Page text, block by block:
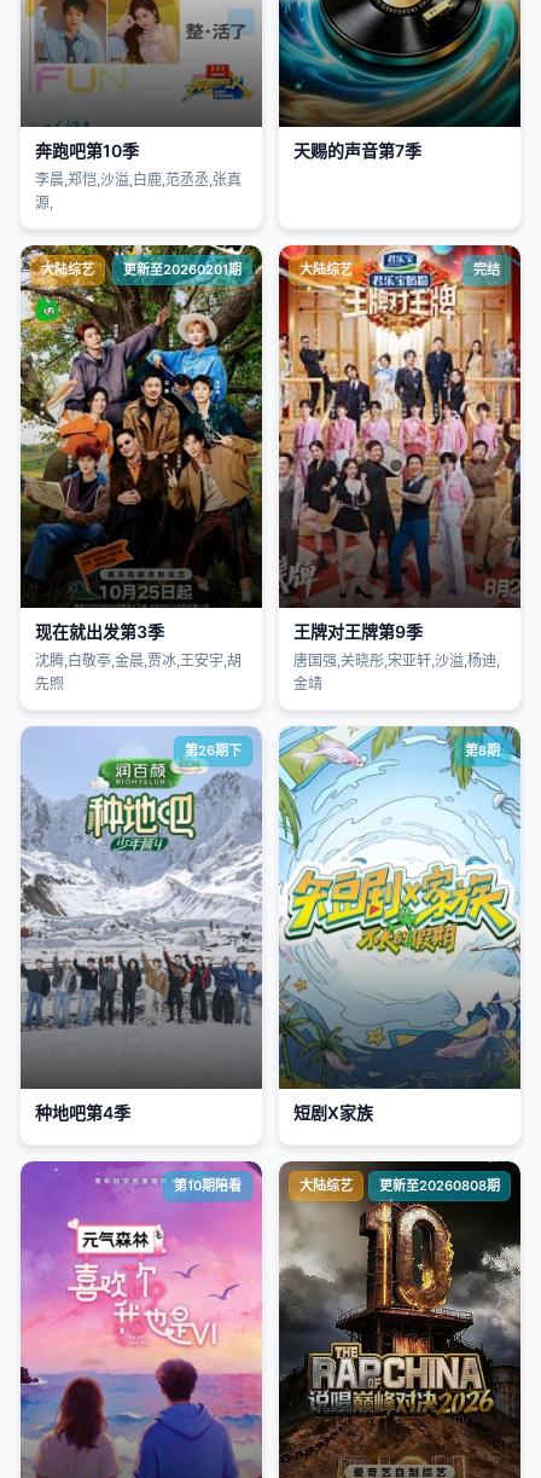
奔跑吧第10季
李晨,郑恺,沙溢,白鹿,范丞丞,张真
源,
天赐的声音第7季
大陆综艺 更新至20260201期
现在就出发第3季
沈腾,白敬亭,金晨,贾冰,王安宇,胡
先煦
大陆综艺 完结
王牌对王牌第9季
唐国强,关晓彤,宋亚轩,沙溢,杨迪,
金靖
第26期下
种地吧第4季
第8期
短剧X家族
第10期陪看 大陆综艺 更新至20260808期